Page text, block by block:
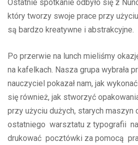
Ostatnie spotkanie odbyło się z
który tworzy swoje prace przy
są bardzo kreatywne i abstrakcyjne.
Po przerwie na lunch mieliśmy
na kafelkach. Nasza grupa wybrała
nauczyciel pokazał nam, jak
się również, jak stworzyć
przy użyciu dużych, starych maszyn
ostatniego warsztatu z typografii
drukować pocztówki za pomocą